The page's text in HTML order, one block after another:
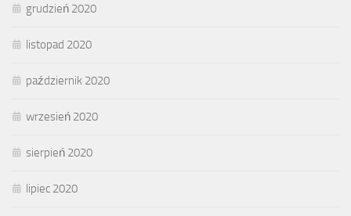
grudzień 2020
listopad 2020
październik 2020
wrzesień 2020
sierpień 2020
lipiec 2020